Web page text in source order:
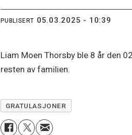
PUBLISERT 05.03.2025 - 10:39
Liam Moen Thorsby ble 8 år den
resten av familien.
GRATULASJONER